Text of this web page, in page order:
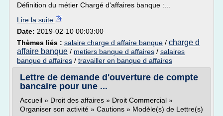
Définition du métier Chargé d'affaires banque :...
Lire la suite
Date: 2019-02-10 00:03:00
Thèmes liés : salaire charge d affaire banque / charge d
affaire banque / metiers banque d affaires / salaires
banque d affaires / travailler en banque d affaires
Lettre de demande d'ouverture de compte
bancaire pour une ...
Accueil » Droit des affaires » Droit Commercial »
Organiser son activité » Cautions » Modèle(s) de Lettre(s)